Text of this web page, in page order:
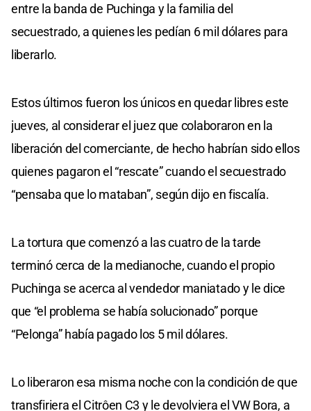
entre la banda de Puchinga y la familia del
secuestrado, a quienes les pedían 6 mil dólares para
liberarlo.
Estos últimos fueron los únicos en quedar libres este
jueves, al considerar el juez que colaboraron en la
liberación del comerciante, de hecho habrían sido ellos
quienes pagaron el “rescate” cuando el secuestrado
“pensaba que lo mataban”, según dijo en fiscalía.
La tortura que comenzó a las cuatro de la tarde
terminó cerca de la medianoche, cuando el propio
Puchinga se acerca al vendedor maniatado y le dice
que “el problema se había solucionado” porque
“Pelonga” había pagado los 5 mil dólares.
Lo liberaron esa misma noche con la condición de que
transfiriera el Citrôen C3 y le devolviera el VW Bora, a